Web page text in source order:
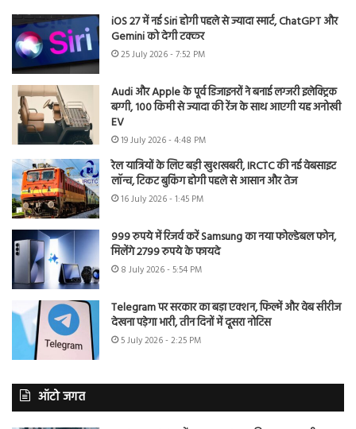
iOS 27 में नई Siri होगी पहले से ज्यादा स्मार्ट, ChatGPT और
Gemini को देगी टक्कर
25 July 2026 - 7:52 PM
Audi और Apple के पूर्व डिजाइनरों ने बनाई लग्जरी इलेक्ट्रिक
बग्गी, 100 किमी से ज्यादा की रेंज के साथ आएगी यह अनोखी
EV
19 July 2026 - 4:48 PM
रेल यात्रियों के लिए बड़ी खुशखबरी, IRCTC की नई वेबसाइट
लॉन्च, टिकट बुकिंग होगी पहले से आसान और तेज
16 July 2026 - 1:45 PM
999 रुपये में रिजर्व करें Samsung का नया फोल्डेबल फोन,
मिलेंगे 2799 रुपये के फायदे
8 July 2026 - 5:54 PM
Telegram पर सरकार का बड़ा एक्शन, फिल्में और वेब सीरीज
देखना पड़ेगा भारी, तीन दिनों में दूसरा नोटिस
5 July 2026 - 2:25 PM
ऑटो जगत